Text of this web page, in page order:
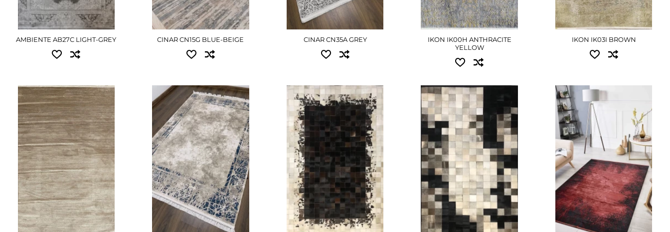
AMBIENTE AB27C LIGHT-GREY CINAR CN15G BLUE-BEIGE CINAR CN35A GREY
IKON IK00H ANTHRACITE
YELLOW
IKON IK03I BROWN
Доступні розміри:
1.60x2.30 - 12420 грн
3.00x4.00 - 40500 грн
ДЕТАЛЬНІШЕ
Доступні розміри:
1.00x2.00 - 6075 грн
1.60x2.30 - 11205 грн
3.00x4.00 - 36450 грн
ДЕТАЛЬНІШЕ
Доступні розміри:
0.80x1.50 - 4860 грн
1.20x2.00 - 9720 грн
ДЕТАЛЬНІШЕ
Доступні розміри:
0.80x1.50 - 4860 грн
1.20x2.00 - 9720 грн
1.50x2.30 - 13995 грн
2.00x3.00 - 24300 грн
ДЕТАЛЬНІШЕ
Доступні розміри:
0.80x1.50 - 4050 грн
1.60x2.30 - 12420 грн
2.00x2.90 - 19575 грн
ДЕТАЛЬНІШЕ